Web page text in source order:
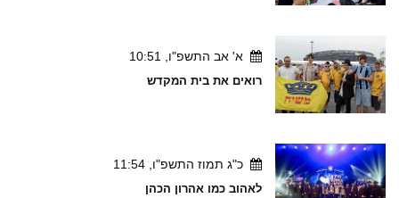
א' אב התשפ"ו, 10:51
רואים את בית המקדש
כ"ג תמוז התשפ"ו, 11:54
לאהוב כמו אהרון הכהן